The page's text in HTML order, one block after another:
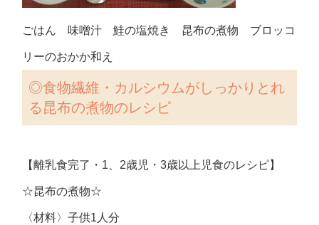
ごはん 味噌汁 鮭の塩焼き 昆布の煮物 ブロッコ
リーのおかか和え
◎食物繊維・カルシウムがしっかりとれ
る昆布の煮物のレシピ
【離乳食完了・1、2歳児・3歳以上児食のレシピ】
☆昆布の煮物☆
〈材料〉子供1人分